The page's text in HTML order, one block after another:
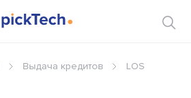
Выдача кредитов LOS